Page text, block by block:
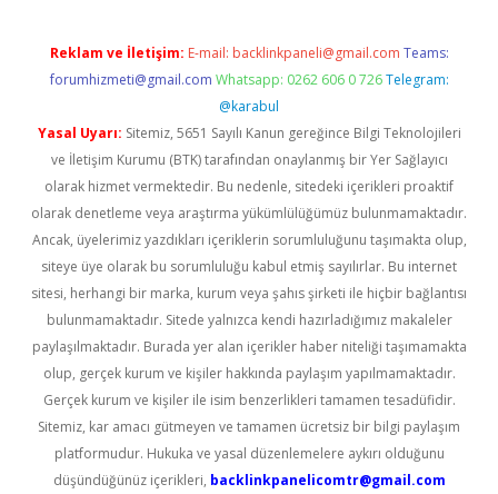
Reklam ve İletişim: E-mail: backlinkpaneli@gmail.com Teams:
forumhizmeti@gmail.com Whatsapp: 0262 606 0 726 Telegram:
@karabul
Yasal Uyarı: Sitemiz, 5651 Sayılı Kanun gereğince Bilgi Teknolojileri
ve İletişim Kurumu (BTK) tarafından onaylanmış bir Yer Sağlayıcı
olarak hizmet vermektedir. Bu nedenle, sitedeki içerikleri proaktif
olarak denetleme veya araştırma yükümlülüğümüz bulunmamaktadır.
Ancak, üyelerimiz yazdıkları içeriklerin sorumluluğunu taşımakta olup,
siteye üye olarak bu sorumluluğu kabul etmiş sayılırlar. Bu internet
sitesi, herhangi bir marka, kurum veya şahıs şirketi ile hiçbir bağlantısı
bulunmamaktadır. Sitede yalnızca kendi hazırladığımız makaleler
paylaşılmaktadır. Burada yer alan içerikler haber niteliği taşımamakta
olup, gerçek kurum ve kişiler hakkında paylaşım yapılmamaktadır.
Gerçek kurum ve kişiler ile isim benzerlikleri tamamen tesadüfidir.
Sitemiz, kar amacı gütmeyen ve tamamen ücretsiz bir bilgi paylaşım
platformudur. Hukuka ve yasal düzenlemelere aykırı olduğunu
düşündüğünüz içerikleri, backlinkpanelicomtr@gmail.com